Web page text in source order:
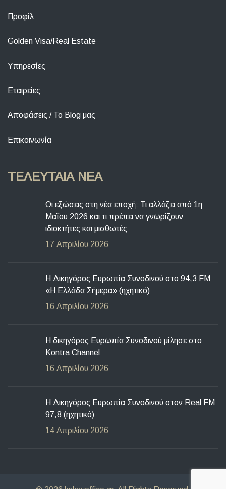
Προφίλ
Golden Visa/Real Estate
Υπηρεσίες
Εταιρείες
Αποφάσεις / To Blog μας
Επικοινωνία
ΤΕΛΕΥΤΑΊΑ ΝΈΑ
Οι εξώσεις στη νέα εποχή: Τι αλλάζει από 1η
Μαΐου 2026 και τι πρέπει να γνωρίζουν
ιδιοκτήτες και μισθωτές
17 Απριλίου 2026
Η Δικηγόρος Ευρωπία Συνοδινού στο 94,3 FM
«Η Ελλάδα Σήμερα» (ηχητικό)
16 Απριλίου 2026
Η δικηγόρος Ευρωπία Συνοδινού μίλησε στο
Kontra Channel
16 Απριλίου 2026
H Δικηγόρος Ευρωπία Συνοδινού στον Real FM
97,8 (ηχητικό)
14 Απριλίου 2026